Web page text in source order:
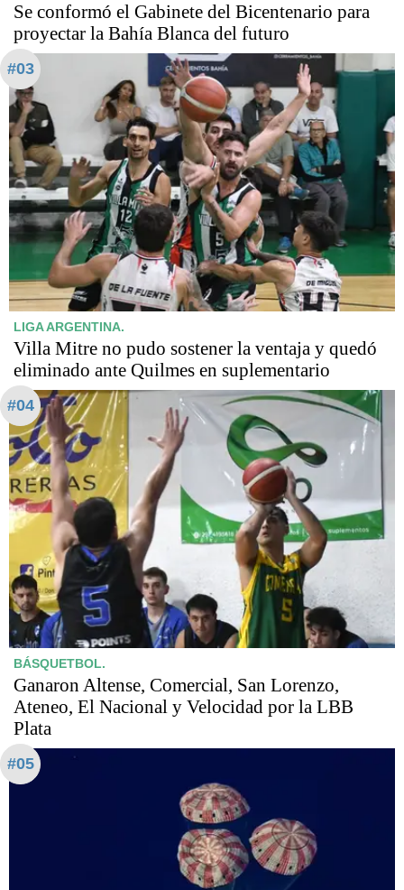
Se conformó el Gabinete del Bicentenario para
proyectar la Bahía Blanca del futuro
#03
LIGA ARGENTINA.
Villa Mitre no pudo sostener la ventaja y quedó
eliminado ante Quilmes en suplementario
#04
BÁSQUETBOL.
Ganaron Altense, Comercial, San Lorenzo,
Ateneo, El Nacional y Velocidad por la LBB
Plata
#05